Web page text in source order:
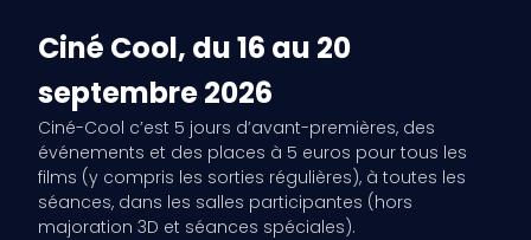
Ciné Cool, du 16 au 20
septembre 2026
Ciné-Cool c’est 5 jours d’avant-premières, des
événements et des places à 5 euros pour tous les
films (y compris les sorties régulières), à toutes les
séances, dans les salles participantes (hors
majoration 3D et séances spéciales).